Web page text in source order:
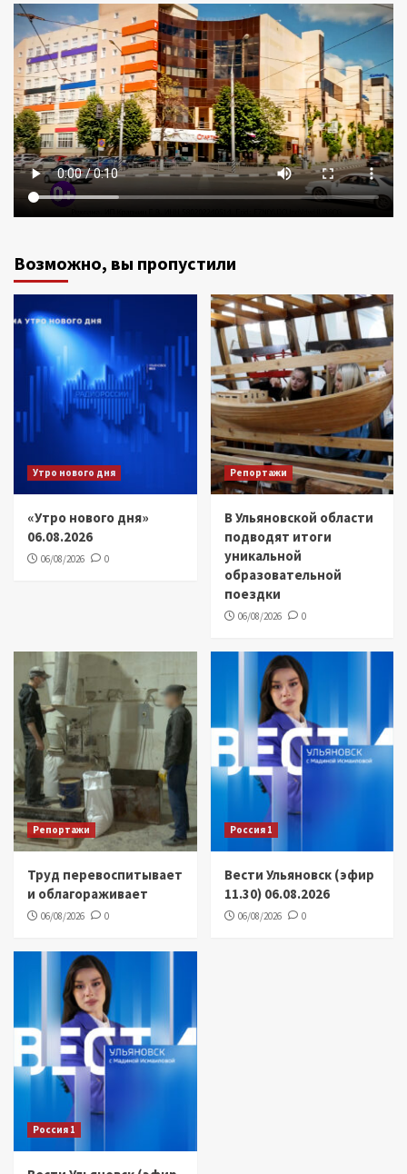
Возможно, вы пропустили
Утро нового дня
«Утро нового дня»
06.08.2026
06/08/2026 0
Репортажи
В Ульяновской области
подводят итоги
уникальной
образовательной
поездки
06/08/2026 0
Репортажи
Труд перевоспитывает
и облагораживает
06/08/2026 0
Россия 1
Вести Ульяновск (эфир
11.30) 06.08.2026
06/08/2026 0
Россия 1